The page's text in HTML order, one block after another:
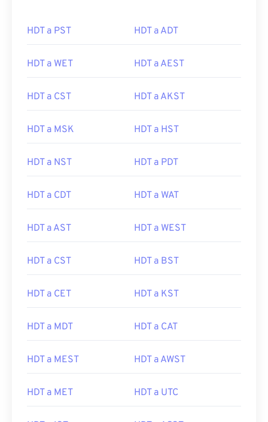
HDT a PST HDT a ADT
HDT a WET HDT a AEST
HDT a CST HDT a AKST
HDT a MSK HDT a HST
HDT a NST HDT a PDT
HDT a CDT HDT a WAT
HDT a AST HDT a WEST
HDT a CST HDT a BST
HDT a CET HDT a KST
HDT a MDT HDT a CAT
HDT a MEST HDT a AWST
HDT a MET HDT a UTC